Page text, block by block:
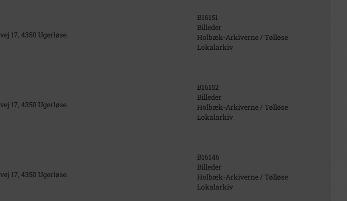
17, 4350 Ugerløse.
B16151
Billeder
Holbæk-Arkiverne / Tølløse
Lokalarkiv
17, 4350 Ugerløse.
B16152
Billeder
Holbæk-Arkiverne / Tølløse
Lokalarkiv
17, 4350 Ugerløse.
B16146
Billeder
Holbæk-Arkiverne / Tølløse
Lokalarkiv